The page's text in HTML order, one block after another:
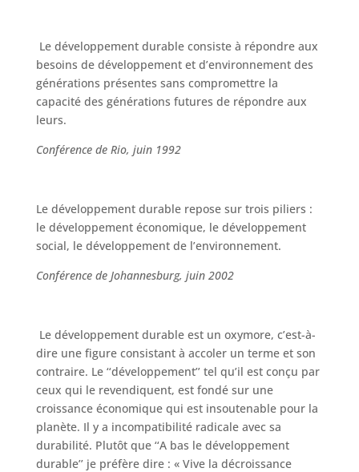
Le développement durable consiste à répondre aux
besoins de développement et d’environnement des
générations présentes sans compromettre la
capacité des générations futures de répondre aux
leurs.
Conférence de Rio, juin 1992
Le développement durable repose sur trois piliers :
le développement économique, le développement
social, le développement de l’environnement.
Conférence de Johannesburg, juin 2002
Le développement durable est un oxymore, c’est-à-
dire une figure consistant à accoler un terme et son
contraire. Le ‘‘développement’’ tel qu’il est conçu par
ceux qui le revendiquent, est fondé sur une
croissance économique qui est insoutenable pour la
planète. Il y a incompatibilité radicale avec sa
durabilité. Plutôt que ‘‘A bas le développement
durable’’ je préfère dire : « Vive la décroissance